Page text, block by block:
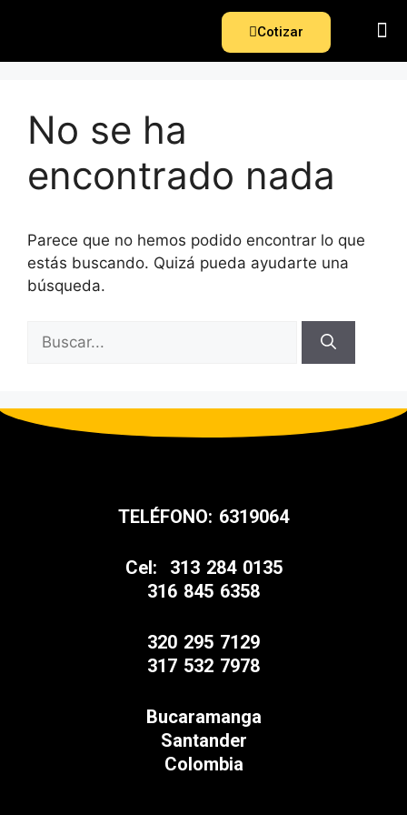
Cotizar
No se ha
encontrado nada
Parece que no hemos podido encontrar lo que
estás buscando. Quizá pueda ayudarte una
búsqueda.
TELÉFONO: 6319064
Cel: 313 284 0135
316 845 6358
320 295 7129
317 532 7978
Bucaramanga
Santander
Colombia